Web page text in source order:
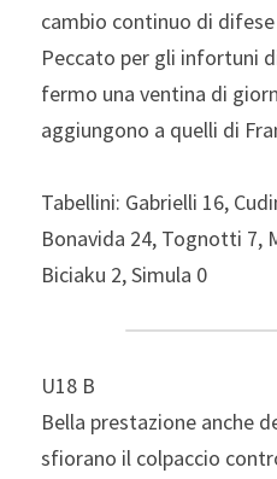
cambio continuo di
Peccato per gli infortuni
fermo una ventina di
aggiungono a quelli di
Tabellini: Gabrielli 16,
Bonavida 24, Tognotti 7,
Biciaku 2, Simula 0
U18 B
Bella prestazione anche
sfiorano il colpaccio